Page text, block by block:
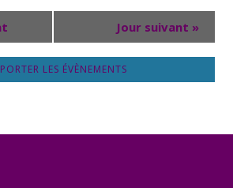
Jour suivant »
LES ÉVÈNEMENTS